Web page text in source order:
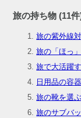
旅の持ち物 (11
旅の紫外線
旅の「ほっ
旅で大活躍
日用品の容
旅の靴を選ぶ
旅のサブバ